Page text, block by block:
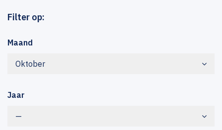
Filter op:
Maand
Oktober
Jaar
—